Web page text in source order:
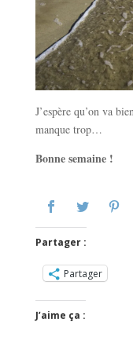
J’espère qu’on va
manque trop…
Bonne semaine !
Partager :
Partager
J’aime ça :